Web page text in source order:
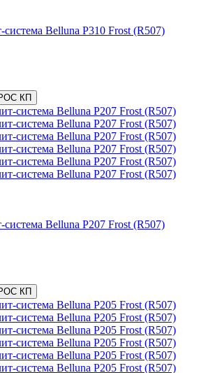
Belluna P310 Frost (R507)
КП
Belluna P207 Frost (R507)
КП